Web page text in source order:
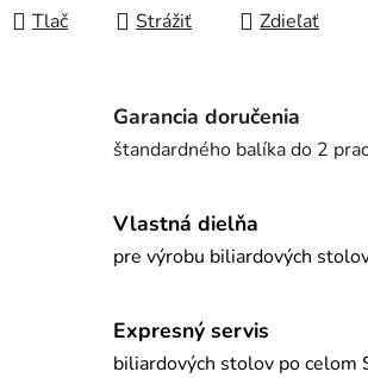
Tlač Strážiť Zdieľať
Garancia doručenia
štandardného balíka do 2
Vlastná dielňa
pre výrobu biliardových
Expresný servis
biliardových stolov po celom